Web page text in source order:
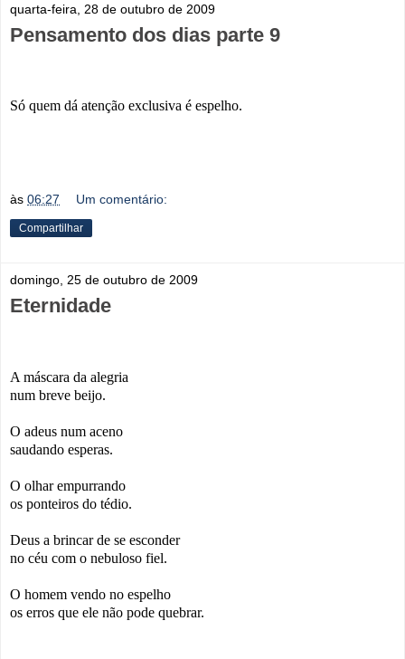
quarta-feira, 28 de outubro de 2009
Pensamento dos dias parte 9
Só quem dá atenção exclusiva é espelho.
às 06:27 Um comentário:
Compartilhar
domingo, 25 de outubro de 2009
Eternidade
A máscara da alegria
num breve beijo.
O adeus num aceno
saudando esperas.
O olhar empurrando
os ponteiros do tédio.
Deus a brincar de se esconder
no céu com o nebuloso fiel.
O homem vendo no espelho
os erros que ele não pode quebrar.